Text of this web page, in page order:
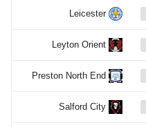
Leicester
Leyton Orient
Preston North End
Salford City